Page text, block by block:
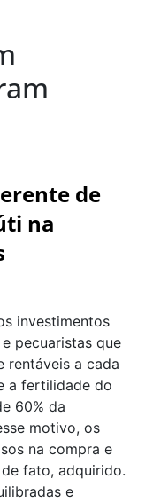
de
na
investimentos
pecuaristas que
rentáveis a cada
a fertilidade do
60% da
motivo, os
na compra e
fato, adquirido.
e